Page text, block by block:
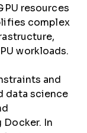
resources
complex
workloads.
and
data science
In